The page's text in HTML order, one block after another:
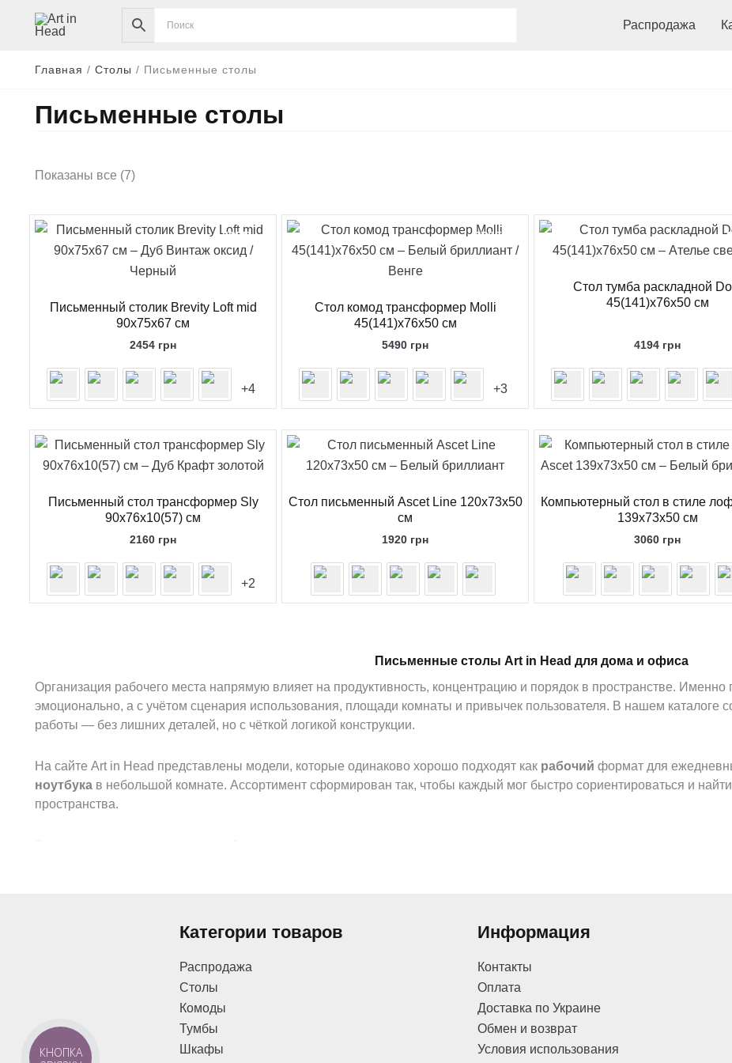
Распродажа
Главная / Столы / Письменные столы
Письменные столы
Показаны все (7)Сортировка:
FREE
Письменный столик Brevity Loft mid
90x75x67 см
2454 грн
+4
FREE
Стол комод трансформер Molli
45(141)x76x50 см
5490 грн
+3
Стол тумба раскладной
45(141)x76x50 см
4194 грн
Письменный стол трансформер Sly
90x76x10(57) см
2160 грн
+2
Стол письменный Ascet Line 120x73x50
см
1920 грн
Компьютерный стол в стиле
139x73x50 см
3060 грн
Письменные столы Art in Head для дома и офиса
Организация рабочего места напрямую влияет на продуктивность, концентрацию и порядок в пространстве. Именно
эмоционально, а с учётом сценария использования, площади комнаты и привычек пользователя. В нашем
работы — без лишних деталей, но с чёткой логикой конструкции.
На сайте Art in Head представлены модели, которые одинаково хорошо подходят как рабочий формат для
ноутбука в небольшой комнате. Ассортимент сформирован так, чтобы каждый мог быстро сориентироваться и
пространства.
Основные преимущества таких моделей:
возможность организовать полноценный уголок даже в квартире-студии;
в стиле лофтдля современных интерьеров без визуального шума;
наличие модулей хранения, где логично интегрирована в конструкцию;
Категории товаров
Распродажа
Столы
Комоды
Тумбы
Шкафы
Информация
Контакты
Оплата
Доставка по Украине
Обмен и возврат
Условия использования
КНОПКА